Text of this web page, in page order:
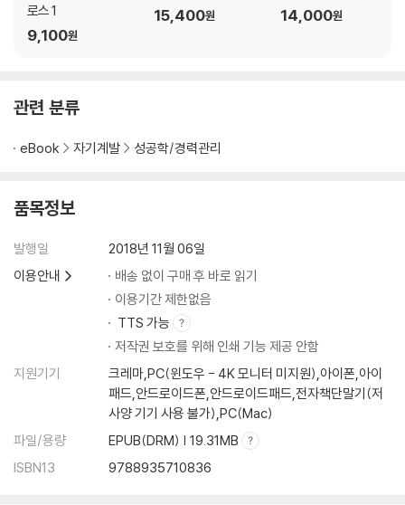
로스 1
9,100원
15,400원 14,000원
관련 분류
eBook 자기계발 성공학/경력관리
품목정보
발행일
2018년 11월 06일
이용안내
배송 없이 구매 후 바로 읽기
이용기간 제한없음
TTS 가능
저작권 보호를 위해 인쇄 기능 제공 안함
지원기기
크레마,PC(윈도우 - 4K 모니터 미지원),아이폰,아이
패드,안드로이드폰,안드로이드패드,전자책단말기(저
사양 기기 사용 불가),PC(Mac)
파일/용량
EPUB(DRM) | 19.31MB
ISBN13
9788935710836